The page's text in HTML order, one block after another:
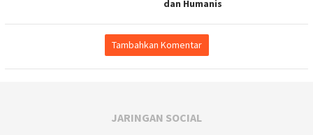
dan Humanis
Tambahkan Komentar
JARINGAN SOCIAL